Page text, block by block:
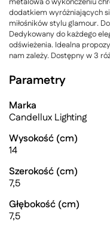
dodatkiem wyróżniających
miłośników stylu glamour.
Dedykowany do każdego
odświeżenia. Idealna
nam zależy. Dostępny w 3
Parametry
Marka
Candellux Lighting
Wysokość (cm)
14
Szerokość (cm)
7,5
Głębokość (cm)
7,5